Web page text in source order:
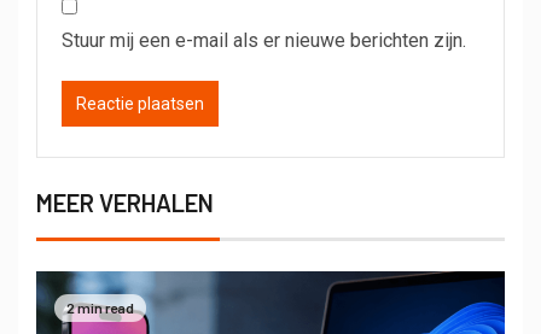
Stuur mij een e-mail als er nieuwe berichten zijn.
MEER VERHALEN
2 min read